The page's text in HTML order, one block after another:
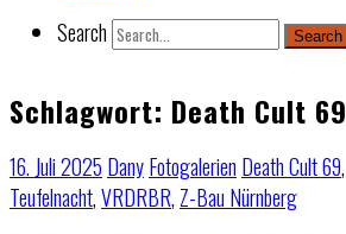
Search Search
Schlagwort: Death Cult 69
16. Juli 2025 DanyFotogalerien Death Cult 69,
Teufelnacht,VRDRBR, Z-Bau Nürnberg